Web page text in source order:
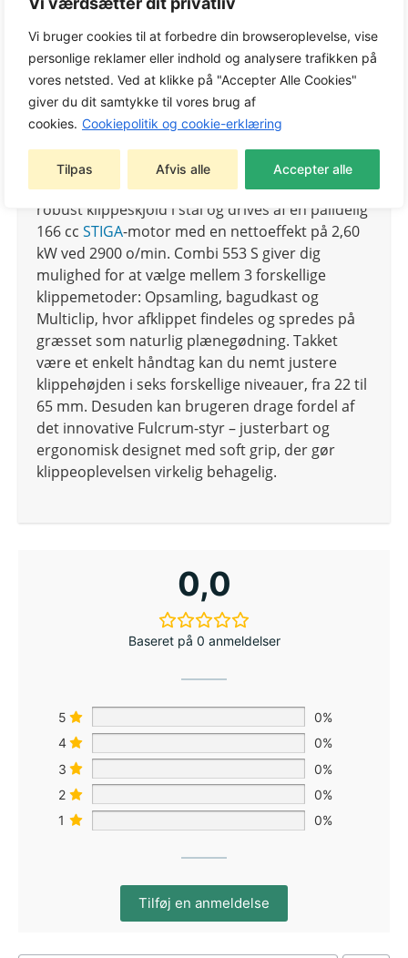
Vi bruger cookies til at forbedre din browseroplevelse, vise
personlige reklamer eller indhold og analysere trafikken på
vores netsted. Ved at klikke på "Accepter Alle Cookies"
giver du dit samtykke til vores brug af
cookies. Cookiepolitik og cookie-erklæring
Tilpas Afvis alle Accepter alle
Varemærke:
STIGA
STIGA Combi553 S er en selvkørende
en opsamler på 60 liter, som indikerer, når den
er fuld. Plæneklipperen er udstyret med et
robust klippeskjold i stål og drives af en pålidelig
166 cc STIGA-motor med en nettoeffekt på 2,60
kW ved 2900 o/min. Combi 553 S giver dig
mulighed for at vælge mellem 3 forskellige
klippemetoder: Opsamling, bagudkast og
Multiclip, hvor afklippet findeles og spredes på
græsset som naturlig plænegødning. Takket
være et enkelt håndtag kan du nemt justere
klippehøjden i seks forskellige niveauer, fra 22 til
65 mm. Desuden kan brugeren drage fordel af
det innovative Fulcrum-styr – justerbart og
ergonomisk designet med soft grip, der gør
klippeoplevelsen virkelig behagelig.
0,0
Baseret på 0 anmeldelser
5
0%
4
0%
3
0%
2
0%
1
0%
Tilføj en anmeldelse